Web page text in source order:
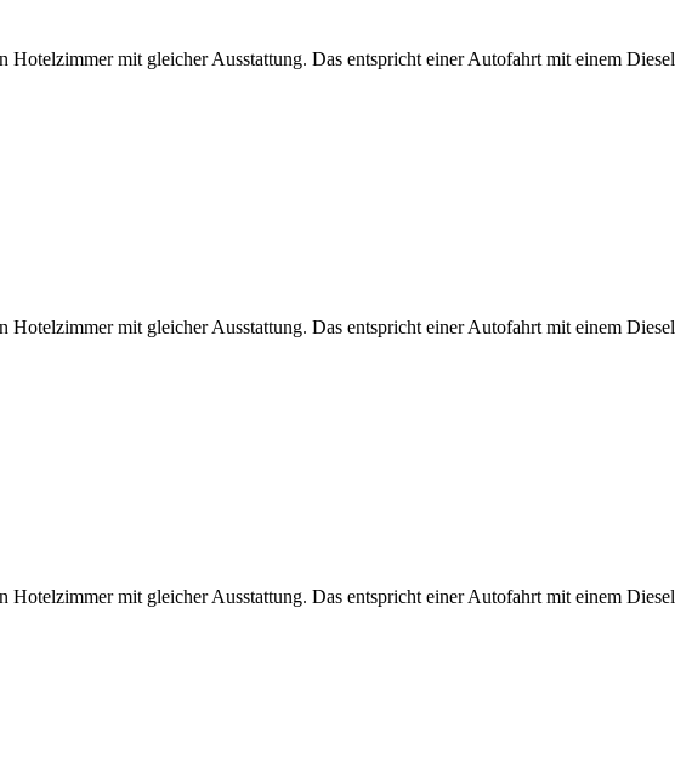
Hotelzimmer mit gleicher Ausstattung. Das entspricht einer Autofahrt mit einem Diesel
Hotelzimmer mit gleicher Ausstattung. Das entspricht einer Autofahrt mit einem Diesel
Hotelzimmer mit gleicher Ausstattung. Das entspricht einer Autofahrt mit einem Diesel